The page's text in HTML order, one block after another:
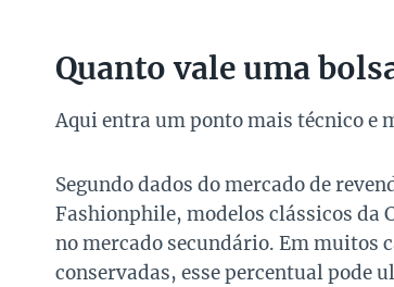
Quanto vale uma
Aqui entra um ponto mais técnico e
Segundo dados do mercado de
Fashionphile, modelos clássicos da
no mercado secundário. Em muitos
conservadas, esse percentual pode